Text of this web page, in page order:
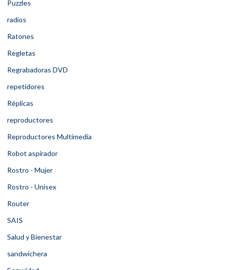
Puzzles
radios
Ratones
Regletas
Regrabadoras DVD
repetidores
Réplicas
reproductores
Reproductores Multimedia
Robot aspirador
Rostro - Mujer
Rostro - Unisex
Router
SAIS
Salud y Bienestar
sandwichera